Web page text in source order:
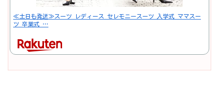
≪土日も発送≫スーツ レディース セレモニースーツ 入学式 ママスー
ツ 卒業式 …